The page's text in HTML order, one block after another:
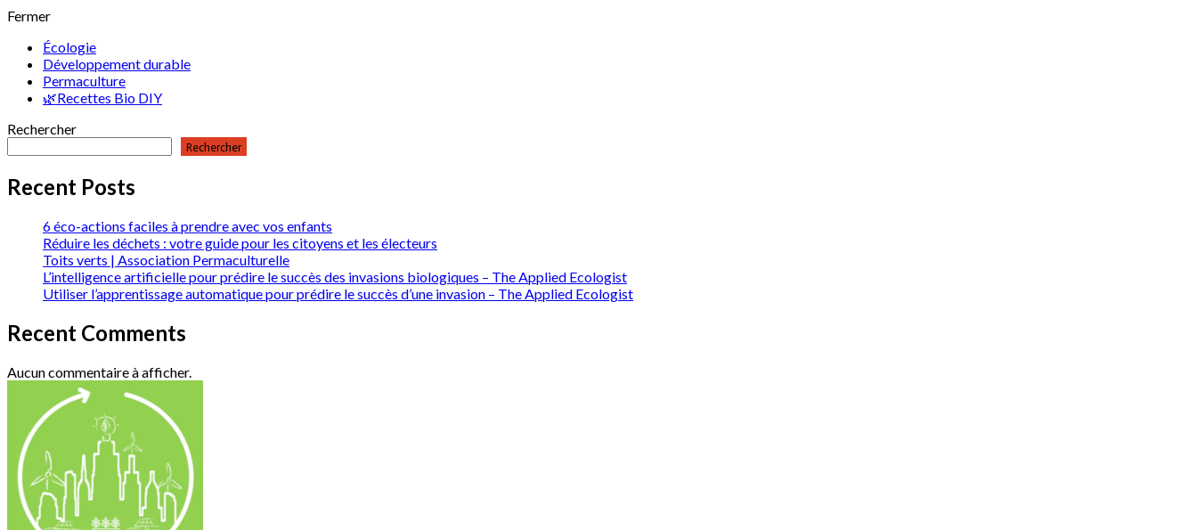
Fermer
Écologie
Développement durable
Permaculture
🌿Recettes Bio DIY
Rechercher
Rechercher
Recent Posts
6 éco-actions faciles à prendre avec vos enfants
Réduire les déchets : votre guide pour les citoyens et les électeurs
Toits verts | Association Permaculturelle
L’intelligence artificielle pour prédire le succès des invasions biologiques – The Applied Ecologist
Utiliser l’apprentissage automatique pour prédire le succès d’une invasion – The Applied Ecologist
Recent Comments
Aucun commentaire à afficher.